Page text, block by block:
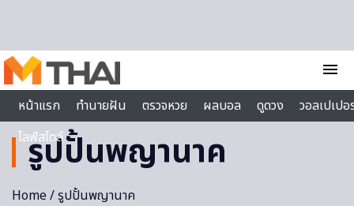
menu
หน้าแรก
ทำนายฝัน ตรวจหวย ผลบอล ดูดวง
วอลเปเป
ไลฟ์สไตล์
รูปปั้นพญานาค
Home/ รูปปั้นพญานาค